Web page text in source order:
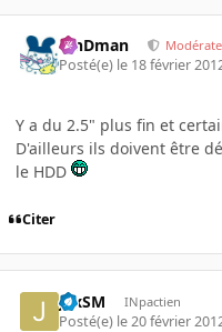
RinDman
Posté(e) le 18 février
Y a du 2.5" plus fin et
D'ailleurs ils doivent être
le HDD
Citer
JexSM INpactien
Posté(e) le 20 février